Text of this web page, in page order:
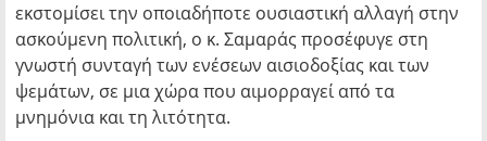
εκστομίσει την οποιαδήποτε ουσιαστική αλλαγή στην
ασκούμενη πολιτική, ο κ. Σαμαράς προσέφυγε στη
γνωστή συνταγή των ενέσεων αισιοδοξίας και των
ψεμάτων, σε μια χώρα που αιμορραγεί από τα
μνημόνια και τη λιτότητα.